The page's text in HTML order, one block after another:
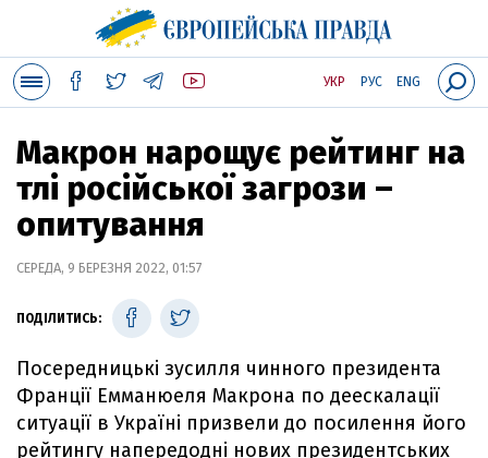
УКР РУС ENG
Макрон нарощує рейтинг на
тлі російської загрози –
опитування
СЕРЕДА, 9 БЕРЕЗНЯ 2022, 01:57
ПОДІЛИТИСЬ:
Посередницькі зусилля чинного президента
Франції Емманюеля Макрона по деескалації
ситуації в Україні призвели до посилення його
рейтингу напередодні нових президентських